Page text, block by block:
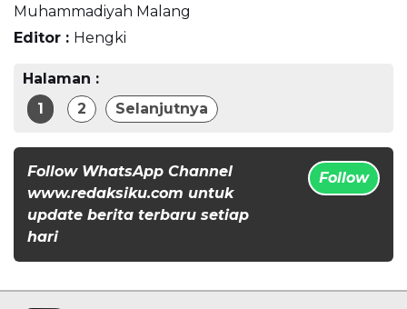
Muhammadiyah Malang
Editor : Hengki
Halaman :
1
2 Selanjutnya
Follow WhatsApp Channel
www.redaksiku.com untuk
update berita terbaru setiap
hari
Follow